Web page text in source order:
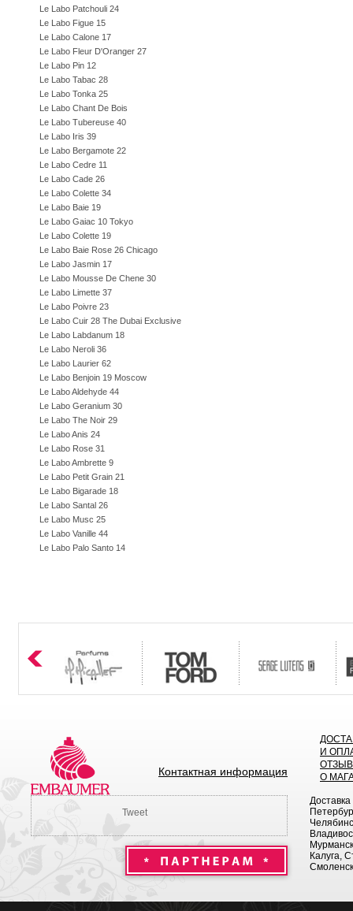
Le Labo Patchouli 24
Le Labo Figue 15
Le Labo Calone 17
Le Labo Fleur D'Oranger 27
Le Labo Pin 12
Le Labo Tabac 28
Le Labo Tonka 25
Le Labo Chant De Bois
Le Labo Tubereuse 40
Le Labo Iris 39
Le Labo Bergamote 22
Le Labo Cedre 11
Le Labo Cade 26
Le Labo Colette 34
Le Labo Baie 19
Le Labo Gaiac 10 Tokyo
Le Labo Colette 19
Le Labo Baie Rose 26 Chicago
Le Labo Jasmin 17
Le Labo Mousse De Chene 30
Le Labo Limette 37
Le Labo Poivre 23
Le Labo Cuir 28 The Dubai Exclusive
Le Labo Labdanum 18
Le Labo Neroli 36
Le Labo Laurier 62
Le Labo Benjoin 19 Moscow
Le Labo Aldehyde 44
Le Labo Geranium 30
Le Labo The Noir 29
Le Labo Anis 24
Le Labo Rose 31
Le Labo Ambrette 9
Le Labo Petit Grain 21
Le Labo Bigarade 18
Le Labo Santal 26
Le Labo Musc 25
Le Labo Vanille 44
Le Labo Palo Santo 14
Контактная информация
И
О
Tweet
Калуга,